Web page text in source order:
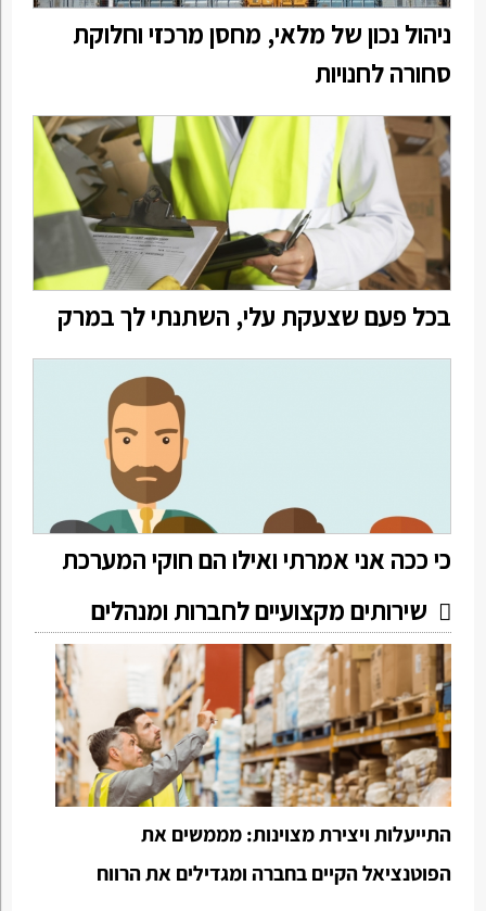
ניהול נכון של מלאי, מחסן מרכזי וחלוקת
סחורה לחנויות
בכל פעם שצעקת עלי, השתנתי לך במרק
כי ככה אני אמרתי ואילו הם חוקי המערכת
שירותים מקצועיים לחברות ומנהלים
התייעלות ויצירת מצוינות: מממשים את
הפוטנציאל הקיים בחברה ומגדילים את הרווח